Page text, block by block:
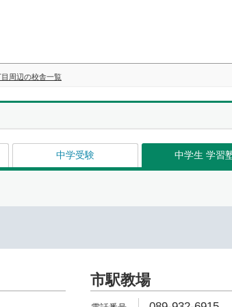
周辺の校舎一覧
中学受験 中学生 学習
市駅教場